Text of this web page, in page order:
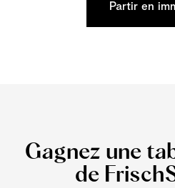
Partir en
Gagnez une
de